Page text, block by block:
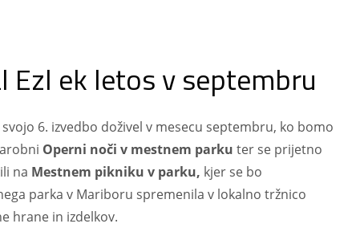
Ezl ek letos v septembru
6. izvedbo doživel v mesecu septembru, ko bomo
Operni noči v mestnem parku ter se prijetno
na Mestnem pikniku v parku, kjer se bo
parka v Mariboru spremenila v lokalno tržnico
hrane in izdelkov.